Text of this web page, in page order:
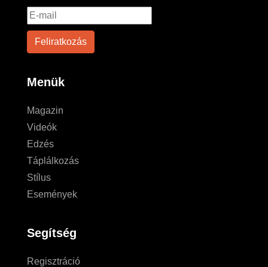
Menük
Magazin
Videók
Edzés
Táplálkozás
Stílus
Események
Segítség
Regisztráció